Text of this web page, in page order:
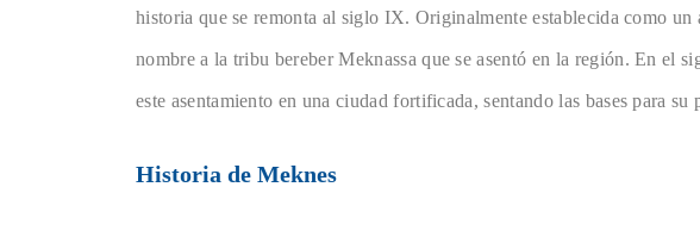
historia que se remonta al siglo IX. Originalmente establecida como un
nombre a la tribu bereber Meknassa que se asentó en la región. En el
este asentamiento en una ciudad fortificada, sentando las bases para su
Historia de Meknes